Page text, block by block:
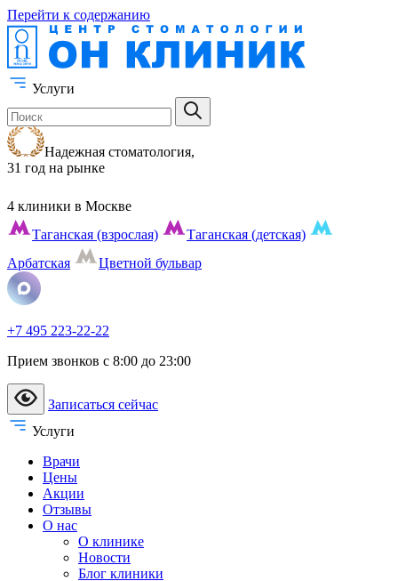
Перейти к содержанию
Услуги
Надежная стоматология,
31 год на рынке
4 клиники в Москве
Таганская (взрослая)
Таганская (детская)
Арбатская
Цветной бульвар
+7 495 223-22-22
Прием звонков с 8:00 до 23:00
Записаться сейчас
Услуги
Врачи
Цены
Акции
Отзывы
О нас
О клинике
Новости
Блог клиники